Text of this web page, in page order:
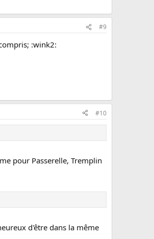
#9
:wink2:
#10
pour Passerelle, Tremplin
d'être dans la même